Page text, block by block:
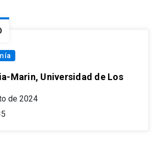
Marin, Universidad de Los
de 2024